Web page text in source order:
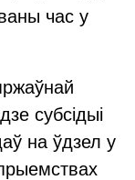
час у
субсідыі
на ўдзел у